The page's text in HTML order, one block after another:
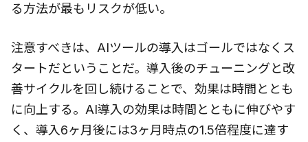
る方法が最もリスクが低い。
注意すべきは、AIツールの導入はゴールではなくス
タートだということだ。導入後のチューニングと改
善サイクルを回し続けることで、効果は時間ととも
に向上する。AI導入の効果は時間とともに伸びやす
く、導入6ヶ月後には3ヶ月時点の1.5倍程度に達す